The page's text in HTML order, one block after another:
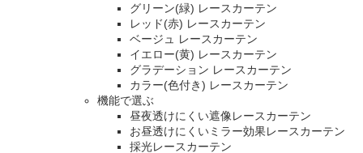
グリーン(緑) レースカーテン
レッド(赤) レースカーテン
ベージュ レースカーテン
イエロー(黄) レースカーテン
グラデーション レースカーテン
カラー(色付き) レースカーテン
機能で選ぶ
昼夜透けにくい遮像レースカーテン
お昼透けにくいミラー効果レースカーテン
採光レースカーテン